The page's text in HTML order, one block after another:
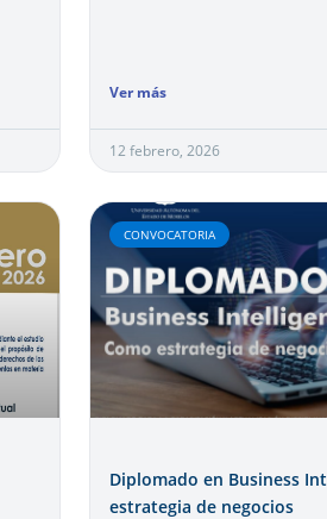
Ver más
12 febrero, 2026
CONVOCATORIA
Diplomado en Business
estrategia de negocios